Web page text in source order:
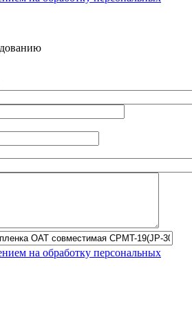
на обработку персональных